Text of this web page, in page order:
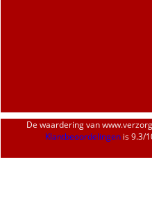
De waardering van
Klantbeoordelingenis9.3/